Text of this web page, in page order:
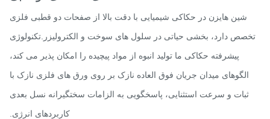
شین هایزن در حکاکی شیمیایی با دقت بالا از صفحات دو قطبی فلزی
دارد، بخشی حیاتی در سلول های سوخت و الکترولیزر.تکنولوژی
پیشرفته حکاکی ما تولید انبوه از مواد پیچیده را امکان پذیر می کند،
الگوهای میدان جریان فوق العاده نازک بر روی ورق های فلزی نازک با
ثبات و سرعت استثنایی، پاسخگویی به الزامات سختگیرانه نسل بعدی
کاربردهای انرژی.